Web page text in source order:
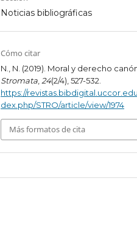
Noticias bibliográficas
Cómo citar
N., N. (2019). Moral y derecho
Stromata 24(2/4), 527-532.
https://
dex.php/STRO/article/view/1974
Más formatos de cita